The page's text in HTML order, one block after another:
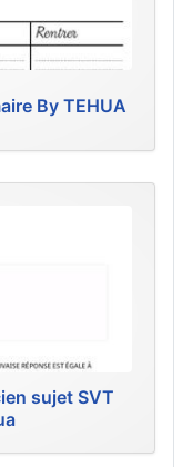
By TEHUA
sujet SVT